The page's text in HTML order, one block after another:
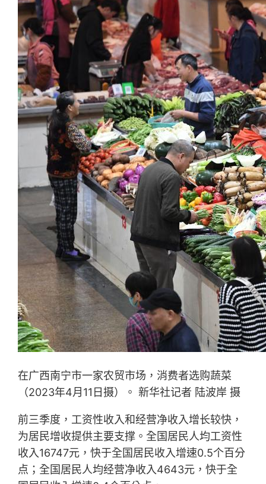
在广西南宁市一家农贸市场，消费者选购蔬菜
（2023年4月11日摄）。 新华社记者 陆波岸 摄
前三季度，工资性收入和经营净收入增长较快，
为居民增收提供主要支撑。全国居民人均工资性
收入16747元，快于全国居民收入增速0.5个百分
点；全国居民人均经营净收入4643元，快于全